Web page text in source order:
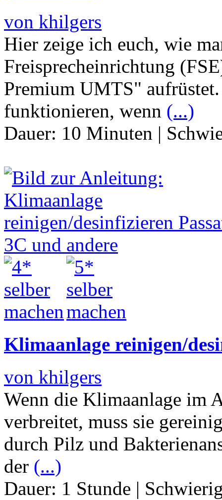
von khilgers
Hier zeige ich euch, wie
Freisprecheinrichtung
Premium UMTS"
funktionieren, wenn (...)
Dauer: 10 Minuten |
Klimaanlage reinigen/
von khilgers
Wenn die Klimaanlage im
verbreitet, muss sie
durch Pilz und
der (...)
Dauer: 1 Stunde |